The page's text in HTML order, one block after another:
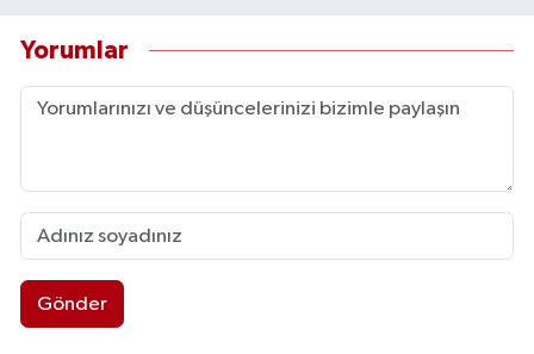
Yorumlar
Gönder